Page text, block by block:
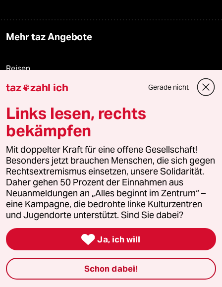
Mehr taz Angebote
Reisen
Kantine
Shop
Fragen & Hilfe
Feedback
Aboservice
ePaper Login
taz zahl ich Gerade nicht
Links lesen, rechts
bekämpfen
Mit doppelter Kraft für eine offene Gesellschaft!
Besonders jetzt brauchen Menschen, die sich gegen
Rechtsextremismus einsetzen, unsere Solidarität.
Daher gehen 50 Prozent der Einnahmen aus
Neuanmeldungen an „Alles beginnt im Zentrum“ –
eine Kampagne, die bedrohte linke Kulturzentren
und Jugendorte unterstützt. Sind Sie dabei?
 Ja, ich will
Schon dabei!